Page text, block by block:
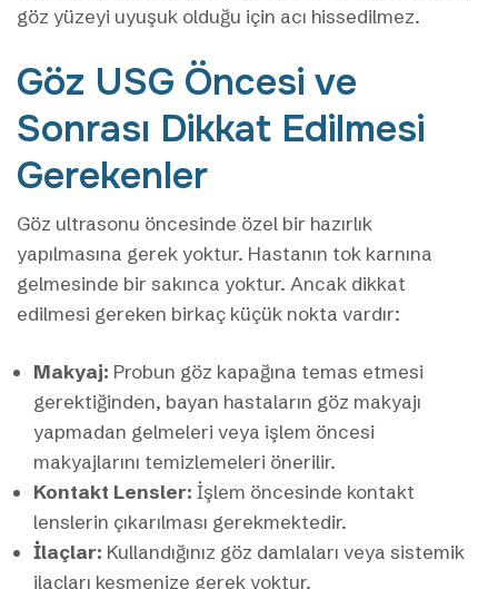
göz yüzeyi uyuşuk olduğu için acı hissedilmez.
Göz USG Öncesi ve
Sonrası Dikkat Edilmesi
Gerekenler
Göz ultrasonu öncesinde özel bir hazırlık
yapılmasına gerek yoktur. Hastanın tok karnına
gelmesinde bir sakınca yoktur. Ancak dikkat
edilmesi gereken birkaç küçük nokta vardır:
Makyaj: Probun göz kapağına temas etmesi
gerektiğinden, bayan hastaların göz makyajı
yapmadan gelmeleri veya işlem öncesi
makyajlarını temizlemeleri önerilir.
Kontakt Lensler: İşlem öncesinde kontakt
lenslerin çıkarılması gerekmektedir.
İlaçlar: Kullandığınız göz damlaları veya sistemik
ilaçları kesmenize gerek yoktur.